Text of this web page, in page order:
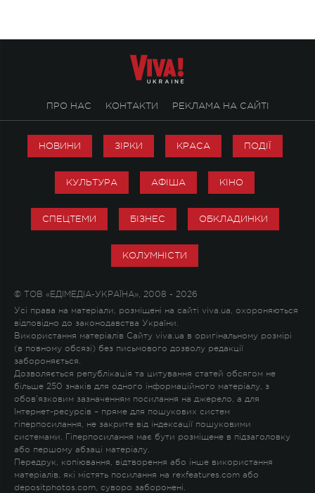
ПРО НАС КОНТАКТИ РЕКЛАМА НА САЙТІ
НОВИНИ ЗІРКИ КРАСА ПОДІЇ
КУЛЬТУРА АФІША КІНО
СПЕЦТЕМИ БІЗНЕС ОБКЛАДИНКИ
КОЛУМНІСТИ
© ТОВ «ЕДІМЕДІА-УКРАЇНА», 2008 - 2026
Усі права на матеріали, розміщені на сайті viva.ua, охороняються
відповідно до законодавства України.
Використання матеріалів Сайту viva.ua в оригінальному розмірі
(в повному обсязі) без письмового дозволу редакції
забороняється.
Дозволяється републікація та цитування статей обсягом не
більше 250 знаків для одного інформаційного матеріалу, з
обов'язковим зазначенням посилання на джерело, а для
Інтернет-ресурсів – пряме для пошукових систем
гіперпосилання, не закрите від індексації пошуковими
системами. Гіперпосилання має бути розміщене в підзаголовку
або першому абзаці матеріалу.
Передрук, копіювання, відтворення або інше використання
матеріалів, які містять посилання на rexfeatures.com або
depositphotos.com, суворо заборонені.